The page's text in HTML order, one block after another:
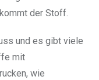
der Stoff.
und es gibt viele
mit
wie